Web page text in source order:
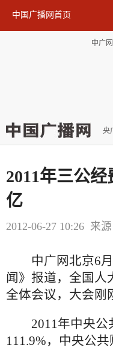
中国广播网首页
中广
央
2011年三公
亿
2012-06-27 10:26 来
中广网北京6月
闻》报道，全国人
全体会议，大会刚
2011年中央公共
111.9%，中央公